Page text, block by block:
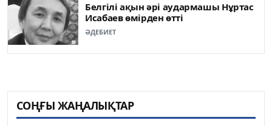
Белгілі ақын әрі аудармашы Нұртас
Исабаев өмірден өтті
ӘДЕБИЕТ
СОҢҒЫ ЖАҢАЛЫҚТАР